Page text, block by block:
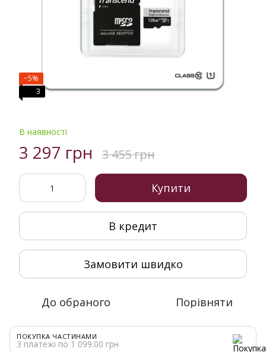
−5%
3
В наявності
3 297 грн 3 455 грн
Купити
В кредит
Замовити швидко
До обраного Порівняти
ПОКУПКА ЧАСТИНАМИ
3 платежі по 1 099.00 грн